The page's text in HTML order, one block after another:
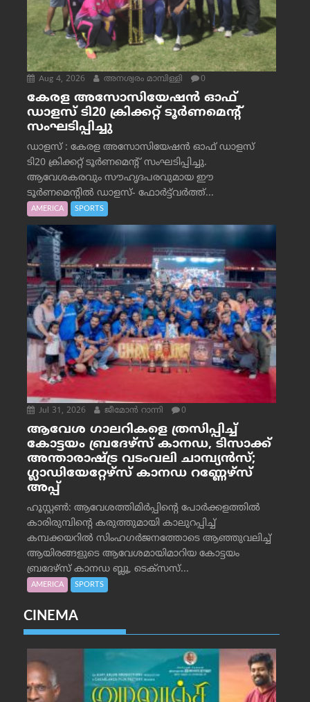
Aug 4, 2026 അനശ്വരം മാമ്പിള്ളി 0
കേരള അസോസിയേഷൻ ഓഫ്
ഡാളസ് ടി20 ക്രിക്കറ്റ് ടൂർണമെന്റ്
സംഘടിപ്പിച്ചു
ഡാളസ് : കേരള അസോസിയേഷൻ ഓഫ് ഡാളസ്
ടി20 ക്രിക്കറ്റ് ടൂർണമെന്റ് സംഘടിപ്പിച്ചു.
ആവേശകരവും സൗഹൃദപരവുമായ ഈ
ടൂർണമെന്റിൽ ഡാളസ്- ഫോർട്ട്‌വര്‍ത്ത്...
AMERICA SPORTS
Jul 31, 2026 ജീമോന്‍ റാന്നി 0
ആവേശ ഗാലറികളെ ത്രസിപ്പിച്ച്
കോട്ടയം ബ്രദേഴ്‌സ് കാനഡ, ടിസാക്ക്
അന്താരാഷ്ട്ര വടംവലി ചാമ്പ്യന്‍സ്;
ഗ്ലാഡിയേറ്റേഴ്‌സ് കാനഡ റണ്ണേഴ്‌സ്
അപ്പ്
ഹൂസ്റ്റണ്‍: ആവേശത്തിമിര്‍പ്പിന്റെ പോര്‍ക്കളത്തില്‍
കാരിരുമ്പിന്റെ കരുത്തുമായി കാലുറപ്പിച്ച്
കമ്പക്കയറില്‍ സിംഹഗര്‍ജനത്തോടെ ആഞ്ഞുവലിച്ച്
ആയിരങ്ങളുടെ ആവേശമായിമാറിയ കോട്ടയം
ബ്രദേഴ്‌സ് കാനഡ ബ്ലൂ, ടെക്‌സസ്...
AMERICA SPORTS
CINEMA